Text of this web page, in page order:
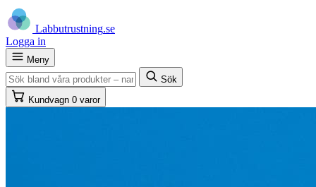
Labbutrustning.se
Logga in
Meny
Sök
Kundvagn 0 varor